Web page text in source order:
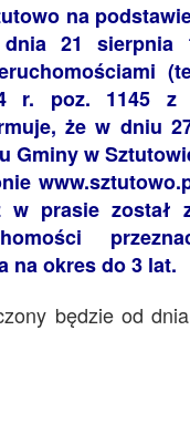
na
21 sierpnia
r. poz. 1145 z
że w dniu
Gminy w
w prasie został
na okres do 3 lat.
będzie od